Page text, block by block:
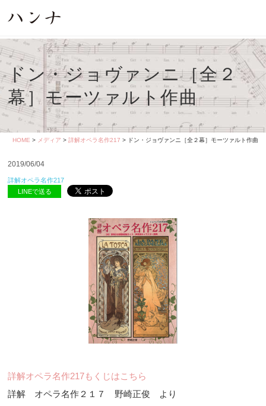
ドン・ジョヴァンニ［全２
幕］モーツァルト作曲
HOME > メディア > 詳解オペラ名作217 > ドン・ジョヴァンニ［全２幕］モーツァルト作曲
2019/06/04
詳解オペラ名作217
LINEで送る
詳解オペラ名作217もくじはこちら
詳解 オペラ名作２１７ 野崎正俊 より